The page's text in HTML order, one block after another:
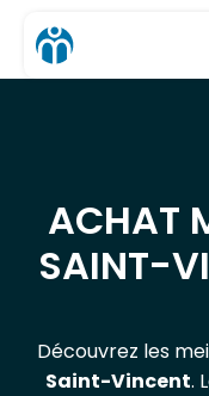
ACHAT
SAINT-
Découvrez les
Saint-Vincent.